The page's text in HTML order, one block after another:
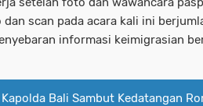
scan pada acara kali ini
informasi keimigrasian
Kapolda Bali Sambut Kedatangan